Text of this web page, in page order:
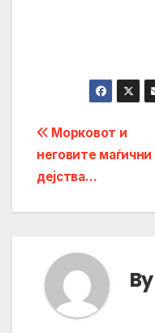
Post
navigation
Морковот и
неговите маѓични
дејства…
By